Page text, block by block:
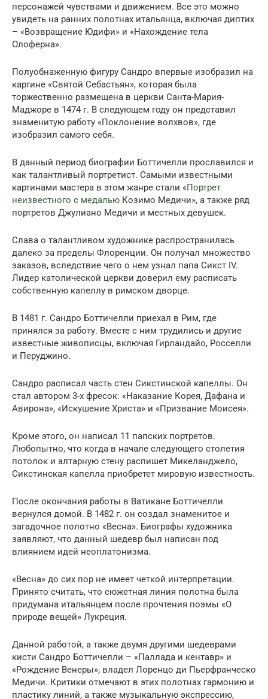
персонажей чувствами и движением. Все это можно
увидеть на ранних полотнах итальянца, включая диптих
– «Возвращение Юдифи» и «Нахождение тела
Олоферна».
Полуобнаженную фигуру Сандро впервые изобразил на
картине «Святой Себастьян», которая была
торжественно размещена в церкви Санта-Мария-
Маджоре в 1474 г. В следующем году он представил
знаменитую работу «Поклонение волхвов», где
изобразил самого себя.
В данный период биографии Боттичелли прославился и
как талантливый портретист. Самыми известными
картинами мастера в этом жанре стали «Портрет
неизвестного с медалью Козимо Медичи», а также ряд
портретов Джулиано Медичи и местных девушек.
Слава о талантливом художнике распространилась
далеко за пределы Флоренции. Он получал множество
заказов, вследствие чего о нем узнал папа Сикст IV.
Лидер католической церкви доверил ему расписать
собственную капеллу в римском дворце.
В 1481 г. Сандро Боттичелли приехал в Рим, где
принялся за работу. Вместе с ним трудились и другие
известные живописцы, включая Гирландайо, Росселли
и Перуджино.
Сандро расписал часть стен Сикстинской капеллы. Он
стал автором 3-х фресок: «Наказание Корея, Дафана и
Авирона», «Искушение Христа» и «Призвание Моисея».
Кроме этого, он написал 11 папских портретов.
Любопытно, что когда в начале следующего столетия
потолок и алтарную стену распишет Микеланджело,
Сикстинская капелла приобретет мировую известность.
После окончания работы в Ватикане Боттичелли
вернулся домой. В 1482 г. он создал знаменитое и
загадочное полотно «Весна». Биографы художника
заявляют, что данный шедевр был написан под
влиянием идей неоплатонизма.
«Весна» до сих пор не имеет четкой интерпретации.
Принято считать, что сюжетная линия полотна была
придумана итальянцем после прочтения поэмы «О
природе вещей» Лукреция.
Данной работой, а также двумя другими шедеврами
кисти Сандро Боттичелли – «Паллада и кентавр» и
«Рождение Венеры», владел Лоренцо ди Пьерфранческо
Медичи. Критики отмечают в этих полотнах гармонию и
пластику линий, а также музыкальную экспрессию,